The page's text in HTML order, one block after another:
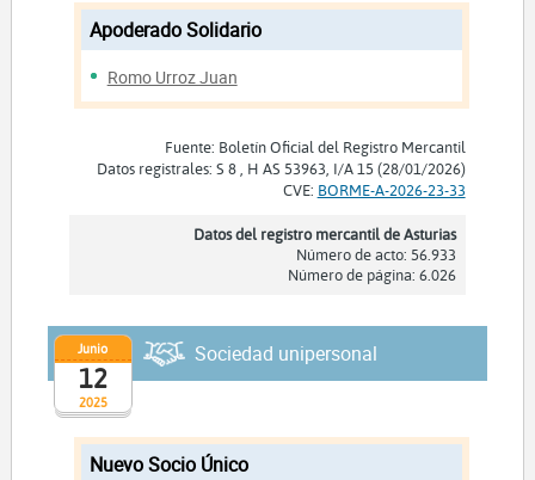
Apoderado Solidario
Romo Urroz Juan
Fuente: Boletín Oficial del Registro Mercantil
Datos registrales: S 8 , H AS 53963, I/A 15 (28/01/2026)
CVE: BORME-A-2026-23-33
Datos del registro mercantil de Asturias
Número de acto: 56.933
Número de página: 6.026
2025
Junio
12
Sociedad unipersonal
Nuevo Socio Único